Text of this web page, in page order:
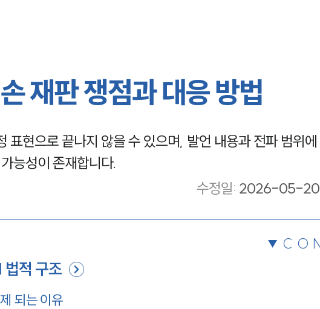
재판 쟁점과 대응 방법
표현으로 끝나지 않을 수 있으며, 발언 내용과 전파 범위
능성이 존재합니다.
수정일: 2026-05-20
법적 구조
되는 이유